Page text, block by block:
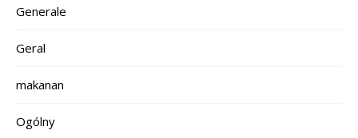
Generale
Geral
makanan
Ogólny